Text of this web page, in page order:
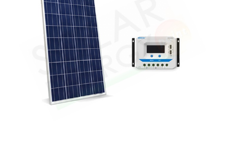
My account
Produttori
Sample Page